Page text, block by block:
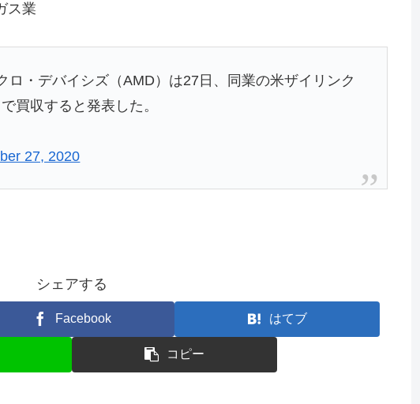
業
ロ・デバイシズ（AMD）は27日、同業の米ザイリンク
買収すると発表した。
27, 2020
シェアする
Facebook はてブ
コピー